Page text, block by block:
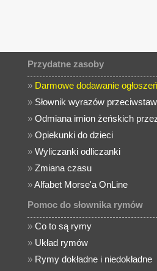
Przydatne zasoby
» Darmowe dodawanie
» Słownik wyrazów
»Odmiana imion żeńskich
»Opiekunki do dzieci
»Wyliczanki odliczanki
»Zmiana czasu
»Alfabet Morse'a OnLine
Pomoc do słownika rymów
»Co to są rymy
» Układ rymów
» Rymy dokładne i niedokładne